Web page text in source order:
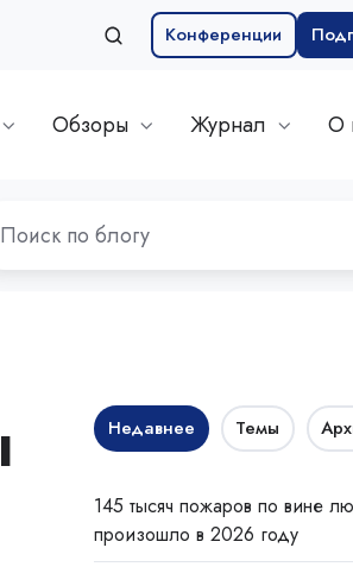
Конференции
Обзоры Журнал О
Недавнее Темы
145 тысяч пожаров по вине
произошло в 2026 году